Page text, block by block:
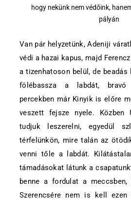
hogy nekünk nem védőink,
pályán
Van pár helyzetünk, Adeniji
védi a hazai kapus, majd
a tizenhatoson belül, de beadás
fölébassza a labdát,
percekben már Kinyik is előre
veszett fejsze nyele. Közben
tudjuk leszerelni, egyedül
térfelünkön, mire talán az
venni tőle a labdát.
támadásokat látunk a
benne a fordulat a meccsben,
Szerencsére nem is kell ezen